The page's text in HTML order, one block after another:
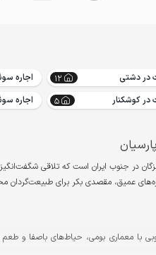
در دشتی 12 اجاره
در کوشکنار 5 اجاره
در جنوب ایران است که تلاقی
عمیق، مقصدی بکر برای
با معماری بومی، حیاط‌های باصفا و طعم